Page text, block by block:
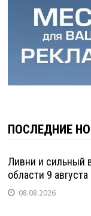
ПОСЛЕДНИЕ
Ливни и сильный
области 9 августа
08.08.2026